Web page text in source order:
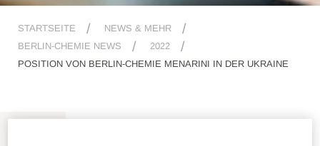
STARTSEITE
NEWS & MEHR
BERLIN-CHEMIE NEWS
2022
POSITION VON BERLIN-CHEMIE MENARINI IN DER UKRAINE